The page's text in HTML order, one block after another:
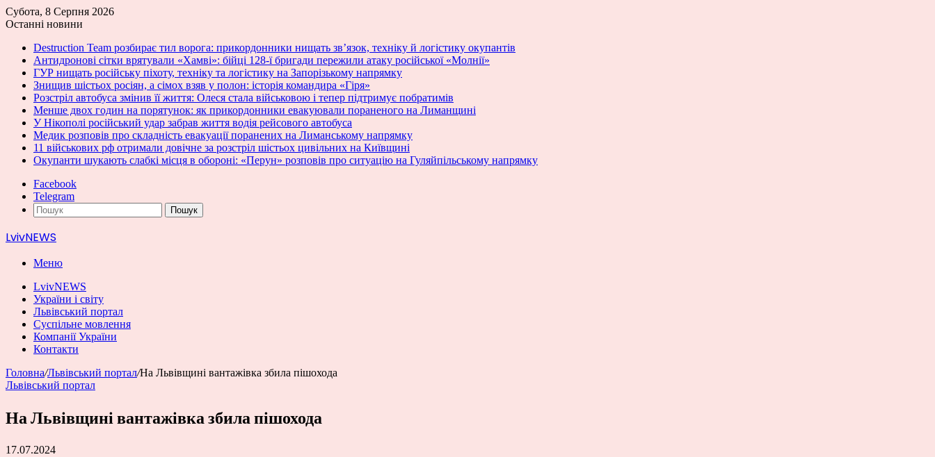
Субота, 8 Серпня 2026
Останні новини
Destruction Team розбирає тил ворога: прикордонники нищать зв’язок, техніку й логістику окупантів
Антидронові сітки врятували «Хамві»: бійці 128-ї бригади пережили атаку російської «Молнії»
ГУР нищать російську піхоту, техніку та логістику на Запорізькому напрямку
Знищив шістьох росіян, а сімох взяв у полон: історія командира «Гіря»
Розстріл автобуса змінив її життя: Олеся стала військовою і тепер підтримує побратимів
Менше двох годин на порятунок: як прикордонники евакуювали пораненого на Лиманщині
У Нікополі російський удар забрав життя водія рейсового автобуса
Медик розповів про складність евакуації поранених на Лиманському напрямку
11 військових рф отримали довічне за розстріл шістьох цивільних на Київщині
Окупанти шукають слабкі місця в обороні: «Перун» розповів про ситуацію на Гуляйпільському напрямку
Facebook
Telegram
Пошук
LvivNEWS
Меню
LvivNEWS
України і світу
Львівський портал
Суспільне мовлення
Компанії України
Контакти
Головна/Львівський портал/На Львівщині вантажівка збила пішохода
Львівський портал
На Львівщині вантажівка збила пішохода
17.07.2024